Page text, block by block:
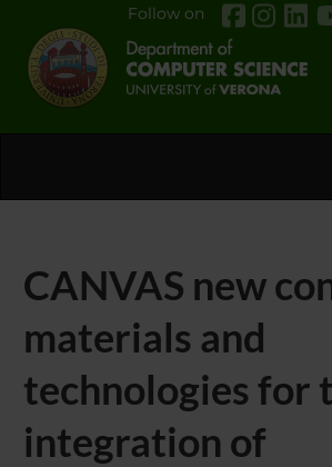
Follow on
CANVAS new
materials and
technologies for
integration of